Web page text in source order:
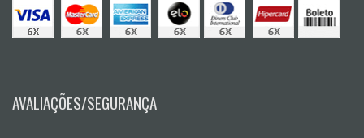
AVALIAÇÕES/SEGURANÇA